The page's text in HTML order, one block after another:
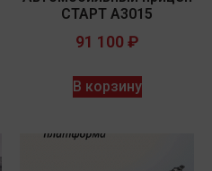
СТАРТ A3015
91 100 ₽
В корзину